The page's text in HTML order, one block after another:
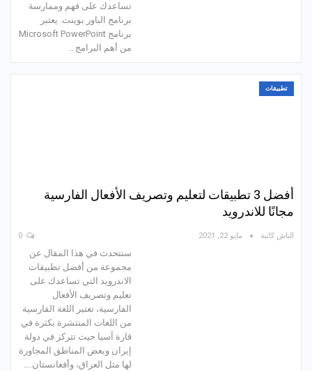
تساعدك على فهم وممارسة
برنامج الباور بوينت. يعتبر
برنامج Microsoft PowerPoint
من أهم البرامج…
تطبيقات
أفضل 3 تطبيقات لتعليم وتصريف الأفعال الفارسية
مجانًا للاندرويد
الباش كاتبة مايو 22, 2021
سنتحدث في هذا المقال عن
مجموعة من أفضل تطبيقات
الاندرويد التي تساعدك على
تعليم وتصريف الأفعال
الفارسية، تعتبر اللغة الفارسية
من اللغات المنتشرة بكثرة في
قارة آسيا حيث تتركز في دولة
إيران وبعض المناطق المجاورة
لها مثل العراق، وأفغانستان.…